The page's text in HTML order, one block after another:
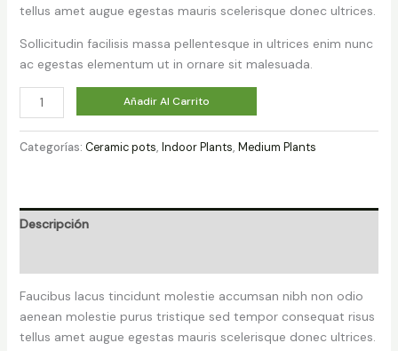
tellus amet augue egestas mauris scelerisque donec ultrices.
Sollicitudin facilisis massa pellentesque in ultrices enim nunc
ac egestas elementum ut in ornare sit malesuada.
Sansevieria
Golden
cantidad
Añadir Al Carrito
Categorías: Ceramic pots, Indoor Plants, Medium Plants
Descripción
Faucibus lacus tincidunt molestie accumsan nibh non odio
aenean molestie purus tristique sed tempor consequat risus
tellus amet augue egestas mauris scelerisque donec ultrices.